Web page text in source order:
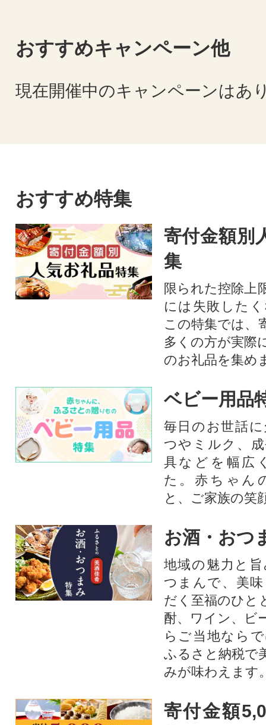
おすすめキャンペーン他
現在開催中のキャンペーンはあ
おすすめ特集
寄付金額別
集
限られた控除上
には失敗した
この特集では、
多くの方が実際
のお礼品を集め
ベビー用品
毎日のお世話
つやミルク、
具などを幅広
た。赤ちゃん
と、ご家族の笑
お酒・おつ
地域の魅力と
つまんで、美
だく至福のひと
酎、ワイン、ビ
らご当地なら
ふるさと納税で
みが味わえます
寄付金額